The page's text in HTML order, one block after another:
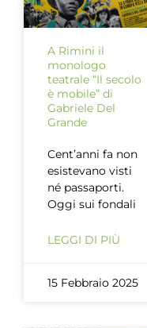
A Rimini il
monologo
teatrale “Il secolo
è mobile” di
Gabriele Del
Grande
Cent’anni fa non
esistevano visti
né passaporti.
Oggi sui fondali
LEGGI DI PIÙ
15 Febbraio 2025